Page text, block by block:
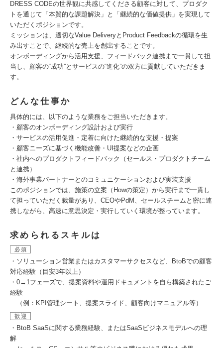
DRESS CODEの世界観に共感してくださる顧客に対して、プロダク
トを通じて「本質的な課題解決」と「継続的な価値提供」を実現して
いただくポジションです。
ミッションは、適切なValue DeliveryとProduct Feedbackの循環を生
み出すことで、継続的な売上を創出することです。
オンボーディングから活用支援、フィードバック連携まで一貫して担
当し、顧客の“成功”とサービスの“進化”の双方に貢献していただきま
す。
どんな仕事か
具体的には、以下のような業務をご担当いただきます。
・顧客のオンボーディング設計および実行
・サービスの活用促進・定着に向けた継続的な支援・提案
・顧客ニーズに基づく機能改善・UI提案などの企画
・社内へのプロダクトフィードバック（セールス・プロダクトチーム
と連携）
・海外事業パートナーとのコミュニケーションおよび実装支援
このポジションでは、施策の立案（Howの策定）から実行まで一貫し
て担っていただく裁量があり、CEOやPdM、セールスチームと密に連
携しながら、高速に意思決定・実行していく環境が整っています。
求められるスキルは
必須
・ソリューション営業またはカスタマーサクセスなど、BtoBでの顧客
対応経験（目安3年以上）
・0→1フェーズで、提案資料や運用ドキュメントを自ら構築されたご
経験
（例：KPI管理シート、提案スライド、顧客向けマニュアル等）
歓迎
・BtoB SaaSに関する業務経験、またはSaaSビジネスモデルへの理
解